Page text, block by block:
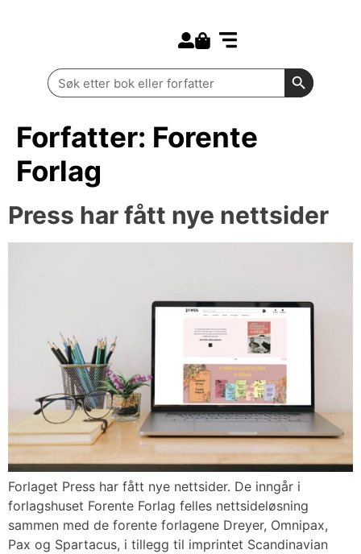
Search
for:
Search
Forfatter: Forente
Forlag
Press har fått nye nettsider
Forlaget Press har fått nye nettsider. De inngår i
forlagshuset Forente Forlag felles nettsideløsning
sammen med de forente forlagene Dreyer, Omnipax,
Pax og Spartacus, i tillegg til imprintet Scandinavian